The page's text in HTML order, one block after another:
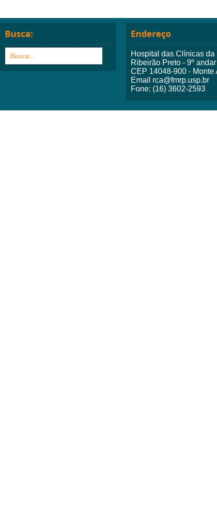
Busca: Endereço
Hospital das Clínicas
Ribeirão Preto - 9º andar
CEP 14048-900 -
Email rca@fmrp.usp.br
Fone: (16) 3602-2593